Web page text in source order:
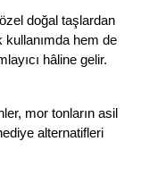
doğal taşlardan
kullanımda hem de
hâline gelir.
mor tonların asil
alternatifleri